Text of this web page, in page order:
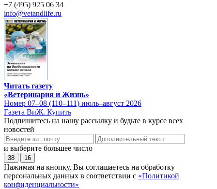
+7 (495) 925 06 34
info@vetandlife.ru
Читать газету
«Ветеринария и Жизнь»
Номер 07–08 (110–111) июль–август 2026
Газета ВиЖ. Купить
Подпишитесь на нашу рассылку и будьте в курсе всех
новостей
и выберите большее число
38 16
Нажимая на кнопку, Вы соглашаетесь на обработку
персональных данных в соответствии с «Политикой
конфиденциальности»